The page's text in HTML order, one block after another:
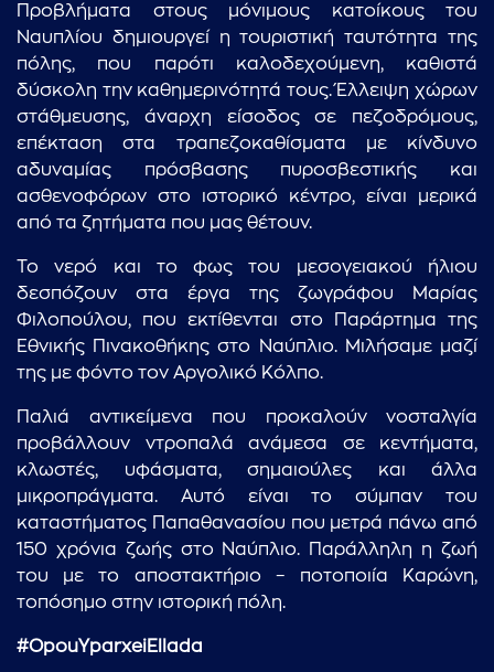
...πληκτρολογήστε κείμενο προς αναζήτηση
Προβλήματα στους μόνιμους κατοίκους του
Ναυπλίου δημιουργεί η τουριστική ταυτότητα της
πόλης, που παρότι καλοδεχούμενη, καθιστά
δύσκολη την καθημερινότητά τους. Έλλειψη χώρων
στάθμευσης, άναρχη είσοδος σε πεζοδρόμους,
επέκταση στα τραπεζοκαθίσματα με κίνδυνο
αδυναμίας πρόσβασης πυροσβεστικής και
ασθενοφόρων στο ιστορικό κέντρο, είναι μερικά
από τα ζητήματα που μας θέτουν.
Το νερό και το φως του μεσογειακού ήλιου
δεσπόζουν στα έργα της ζωγράφου Μαρίας
Φιλοπούλου, που εκτίθενται στο Παράρτημα της
Εθνικής Πινακοθήκης στο Ναύπλιο. Μιλήσαμε μαζί
της με φόντο τον Αργολικό Κόλπο.
Παλιά αντικείμενα που προκαλούν νοσταλγία
προβάλλουν ντροπαλά ανάμεσα σε κεντήματα,
κλωστές, υφάσματα, σημαιούλες και άλλα
μικροπράγματα. Αυτό είναι το σύμπαν του
καταστήματος Παπαθανασίου που μετρά πάνω από
150 χρόνια ζωής στο Ναύπλιο. Παράλληλη η ζωή
του με το αποστακτήριο – ποτοποιία Καρώνη,
τοπόσημο στην ιστορική πόλη.
#OpouYparxeiEllada